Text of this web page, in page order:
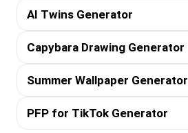
AI Twins Generator
Capybara Drawing Generator
Summer Wallpaper Generator
PFP for TikTok Generator